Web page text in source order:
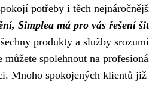
potřeby i těch
Simplea má pro vás řešení
produkty a služby
spolehnout na
Mnoho spokojených klientů